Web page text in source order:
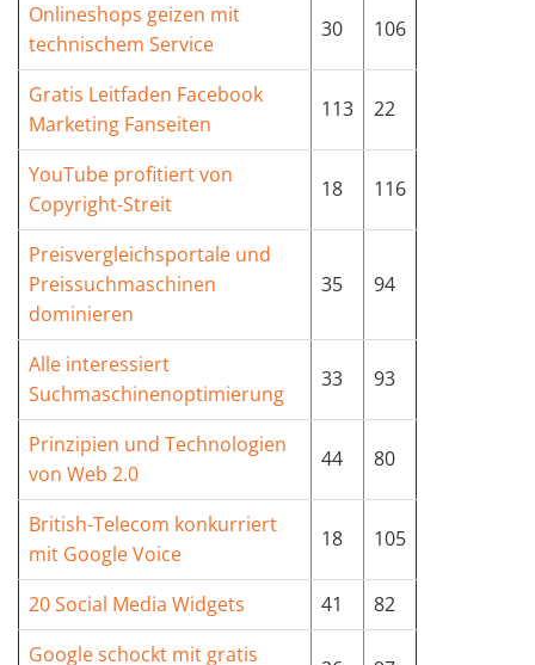
Onlineshops geizen mit
technischem Service
30 106
Gratis Leitfaden Facebook
Marketing Fanseiten
113 22
YouTube profitiert von
Copyright-Streit
18 116
Preisvergleichsportale und
Preissuchmaschinen
dominieren
35 94
Alle interessiert
Suchmaschinenoptimierung
33 93
Prinzipien und Technologien
von Web 2.0
44 80
British-Telecom konkurriert
mit Google Voice
18 105
20 Social Media Widgets 41
82
Google schockt mit gratis